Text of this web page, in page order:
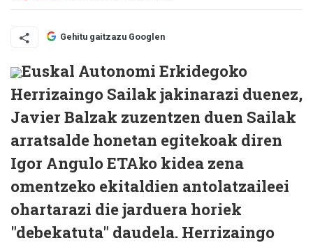
Gehitu gaitzazu Googlen
Euskal Autonomi Erkidegoko
Herrizaingo Sailak jakinarazi duenez,
Javier Balzak zuzentzen duen Sailak
arratsalde honetan egitekoak diren
Igor Angulo ETAko kidea zena
omentzeko ekitaldien antolatzaileei
ohartarazi die jarduera horiek
"debekatuta" daudela. Herrizaingo